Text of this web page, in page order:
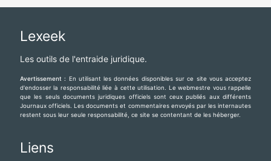
Lexeek
Les outils de l'entraide juridique.
Avertissement : En utilisant les données disponibles sur ce site vous acceptez
d'endosser la responsabilité liée à cette utilisation. Le webmestre vous rappelle
que les seuls documents juridiques officiels sont ceux publiés aux différents
Journaux officiels. Les documents et commentaires envoyés par les internautes
restent sous leur seule responsabilité, ce site se contentant de les héberger.
Liens